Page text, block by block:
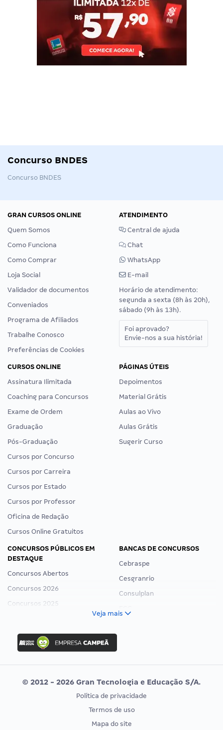
Concurso BNDES
Concurso BNDES
GRAN CURSOS ONLINE
Quem Somos
Como Funciona
Como Comprar
Loja Social
Validador de documentos
Conveniados
Programa de Afiliados
Trabalhe Conosco
Preferências de Cookies
ATENDIMENTO
Central de ajuda
Chat
WhatsApp
E-mail
Horário de atendimento:
segunda a sexta (8h às 20h),
sábado (9h às 13h).
Foi aprovado?
Envie-nos a sua história!
CURSOS ONLINE
Assinatura Ilimitada
Coaching para Concursos
Exame de Ordem
Graduação
Pós-Graduação
Cursos por Concurso
Cursos por Carreira
Cursos por Estado
Cursos por Professor
Oficina de Redação
Cursos Online Gratuitos
PÁGINAS ÚTEIS
Depoimentos
Material Grátis
Aulas ao Vivo
Aulas Grátis
Sugerir Curso
CONCURSOS PÚBLICOS EM
DESTAQUE
Concursos Abertos
Concursos 2026
Concursos 2025
Concurso Ibama
Concurso MPU
Editais publicados
BANCAS DE CONCURSOS
Cebraspe
Cesgranrio
Consulplan
Vunesp
CONCURSOS POR PROFISSÃO
EXAME DE ORDEM
Veja mais
© 2012 - 2026 Gran Tecnologia e Educação S/A.
Política de privacidade
Termos de uso
Mapa do site